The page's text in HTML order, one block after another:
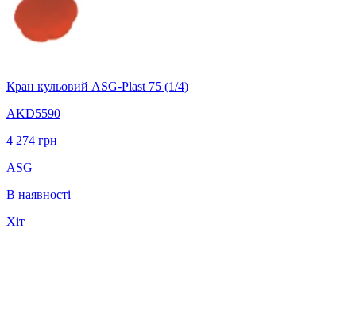
Кран кульовий ASG-Plast 75 (1/4)
AKD5590
4 274 грн
ASG
В наявності
Хіт